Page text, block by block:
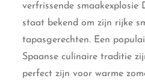
verfrissende smaakexplosie
staat bekend om zijn rijke
tapasgerechten. Een
Spaanse culinaire traditie
perfect zijn voor warme